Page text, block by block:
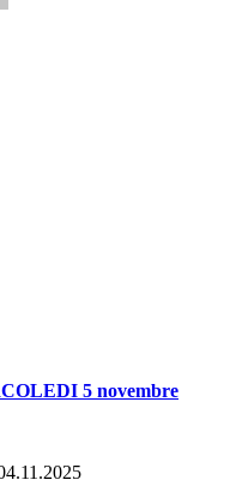
5 novembre